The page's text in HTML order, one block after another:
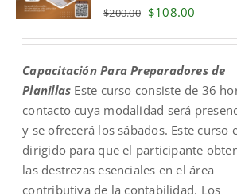
$200.00 Original
$200.00.
$108.00
$108.00.
Capacitación Para Preparadores de
Planillas Este curso consiste de 36
contacto cuya modalidad será
y se ofrecerá los sábados. Este curso
dirigido para que el participante
las destrezas esenciales en el área
contributiva de la contabilidad. Los